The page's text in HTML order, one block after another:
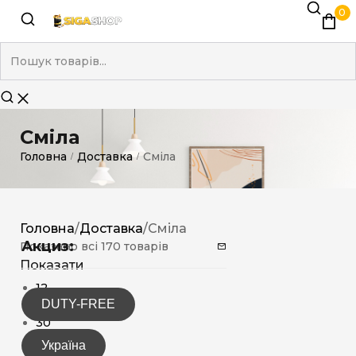
0
Сміла
Головна / Доставка / Сміла
Акциз:
DUTY-FREE
Україна
Головна/Доставка/Сміла
Показано всі 170 товарів
Показати
12
15
30